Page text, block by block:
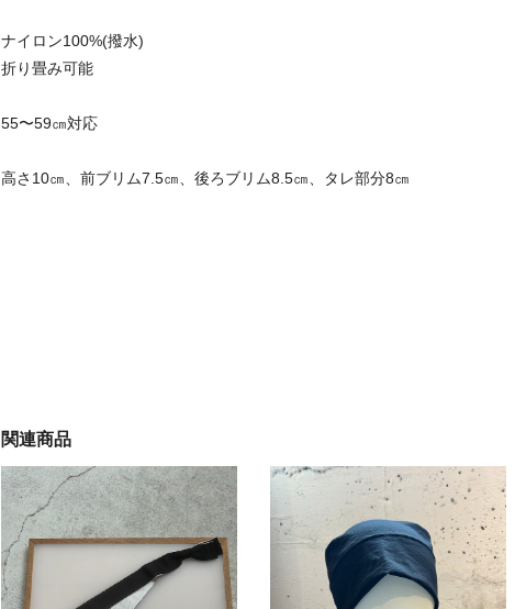
ナイロン100%(撥水)
折り畳み可能
55〜59㎝対応
高さ10㎝、前ブリム7.5㎝、後ろブリム8.5㎝、タレ部分8㎝
関連商品